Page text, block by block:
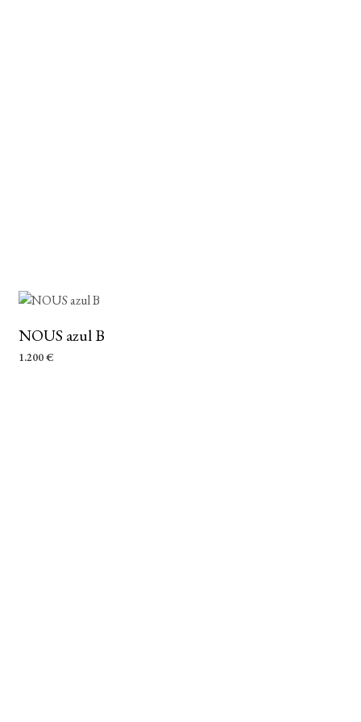
NOUS azul B
1.200€